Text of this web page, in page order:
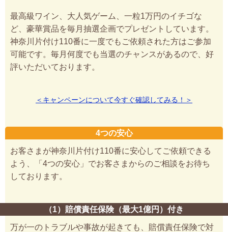
最高級ワイン、大人気ゲーム、一粒1万円のイチゴな
ど、豪華賞品を毎月抽選企画でプレゼントしています。
神奈川片付け110番に一度でもご依頼された方はご参加
可能です。毎月何度でも当選のチャンスがあるので、好
評いただいております。
＜キャンペーンについて今すぐ確認してみる！＞
4つの安心
お客さまが神奈川片付け110番に安心してご依頼できる
よう、「4つの安心」でお客さまからのご相談をお待ち
しております。
（1）賠償責任保険（最大1億円）付き
万が一のトラブルや事故が起きても、賠償責任保険で対